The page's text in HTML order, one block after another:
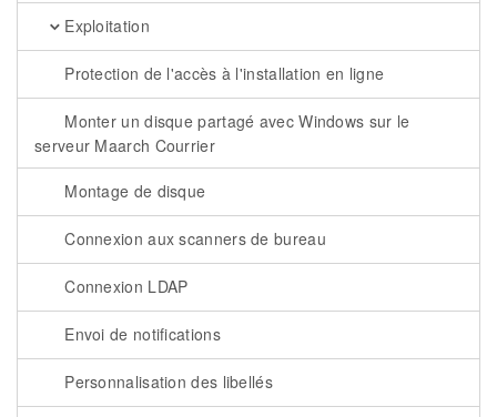
Exploitation
Protection de l'accès à l'installation en ligne
Monter un disque partagé avec Windows sur le
serveur Maarch Courrier
Montage de disque
Connexion aux scanners de bureau
Connexion LDAP
Envoi de notifications
Personnalisation des libellés